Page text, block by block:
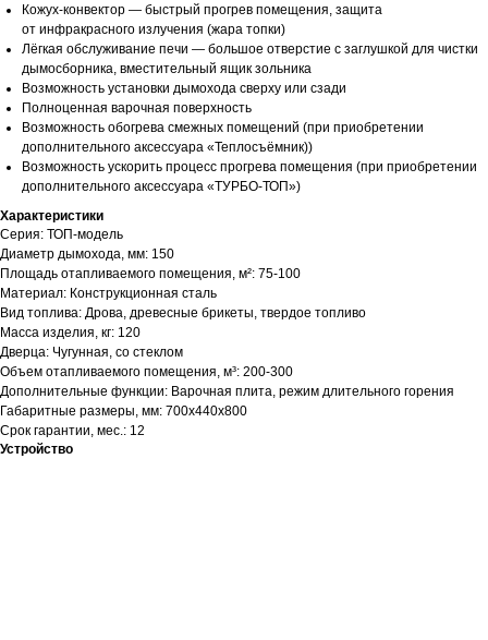
Кожух-конвектор — быстрый прогрев помещения, защита
от инфракрасного излучения (жара топки)
Лёгкая обслуживание печи — большое отверстие с заглушкой для чистки
дымосборника, вместительный ящик зольника
Возможность установки дымохода сверху или сзади
Полноценная варочная поверхность
Возможность обогрева смежных помещений (при приобретении
дополнительного аксессуара «Теплосъёмник))
Возможность ускорить процесс прогрева помещения (при приобретении
дополнительного аксессуара «ТУРБО-ТОП»)
Характеристики
Серия: ТОП-модель
Диаметр дымохода, мм: 150
Площадь отапливаемого помещения, м²: 75-100
Материал: Конструкционная сталь
Вид топлива: Дрова, древесные брикеты, твердое топливо
Масса изделия, кг: 120
Дверца: Чугунная, со стеклом
Объем отапливаемого помещения, м³: 200-300
Дополнительные функции: Варочная плита, режим длительного горения
Габаритные размеры, мм: 700x440x800
Срок гарантии, мес.: 12
Устройство